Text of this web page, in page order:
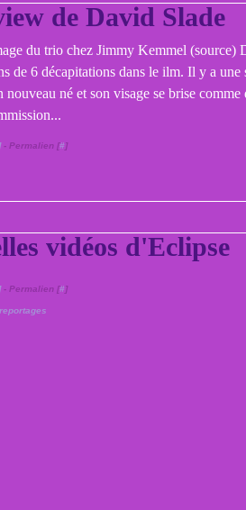
de David Slade
du trio chez Jimmy Kemmel (source)
de 6 décapitations dans le ilm. Il y a une
nouveau né et son visage se brise
]- Permalien [#]
vidéos d'Eclipse
]- Permalien [#]